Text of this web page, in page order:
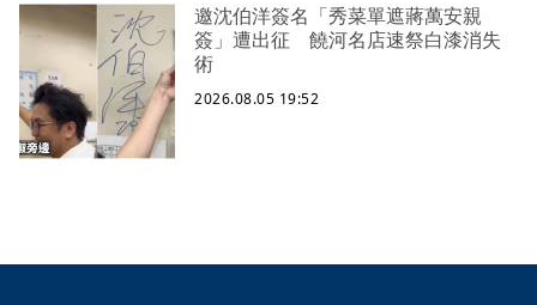
邀沈伯洋簽名「秀菜單遮蔣萬安親
簽」遭出征 饒河名店速祭白漆消失
術
2026.08.05 19:52